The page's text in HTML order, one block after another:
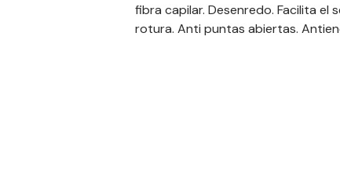
fibra capilar. Desenredo. Facilita
rotura. Anti puntas abiertas.